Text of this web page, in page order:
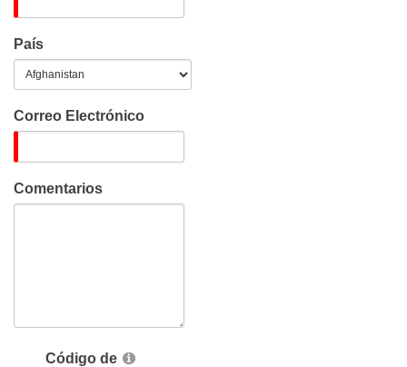
País
Correo Electrónico
Comentarios
Código de